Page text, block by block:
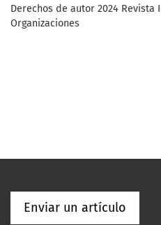
Derechos de autor 2024 Revista
Organizaciones
Enviar un artículo